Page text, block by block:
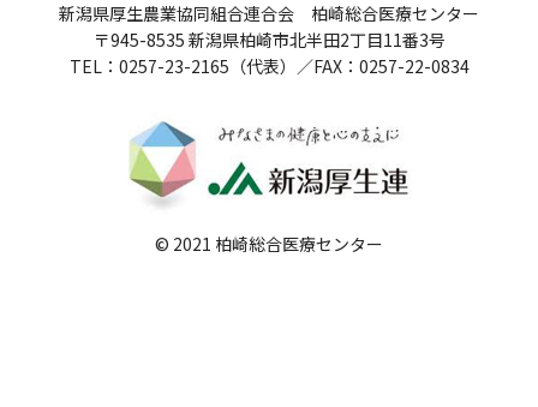
病院誌
個人情報保護方針
反社会的勢力に対する基本方針
院内感染対策指針
新潟県厚生農業協同組合連合会 柏崎総合医療センター
〒945-8535 新潟県柏崎市北半田2丁目11番3号
TEL：0257-23-2165（代表）／FAX：0257-22-0834
© 2021 柏崎総合医療センター